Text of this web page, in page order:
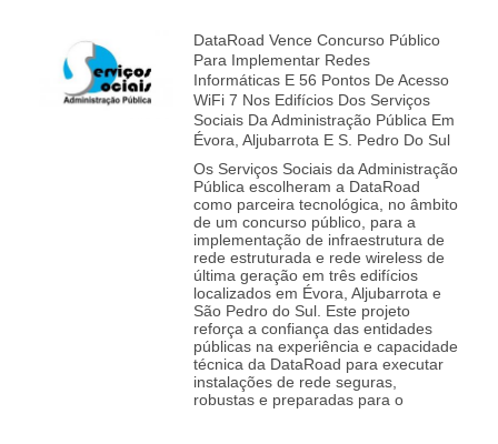
DataRoad Vence Concurso Público
Para Implementar Redes
Informáticas E 56 Pontos De Acesso
WiFi 7 Nos Edifícios Dos Serviços
Sociais Da Administração Pública Em
Évora, Aljubarrota E S. Pedro Do Sul
Os Serviços Sociais da Administração
Pública escolheram a DataRoad
como parceira tecnológica, no âmbito
de um concurso público, para a
implementação de infraestrutura de
rede estruturada e rede wireless de
última geração em três edifícios
localizados em Évora, Aljubarrota e
São Pedro do Sul. Este projeto
reforça a confiança das entidades
públicas na experiência e capacidade
técnica da DataRoad para executar
instalações de rede seguras,
robustas e preparadas para o